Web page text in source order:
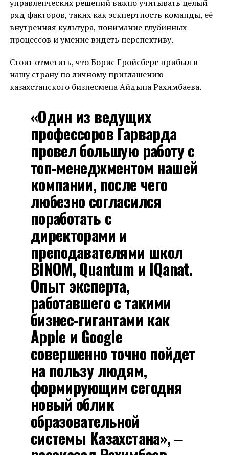
управленческих решений важно учитывать целый
ряд факторов, таких как эскпертность команды, её
внутренняя культура, понимание глубинных
процессов и умение видеть перспективу.
Стоит отметить, что Борис Гройсберг прибыл в
нашу страну по личному приглашению
казахстанского бизнесмена Айдына Рахимбаева.
«Один из ведущих
профессоров Гарварда
провел большую работу с
топ-менеджментом нашей
компании, после чего
любезно согласился
поработать с
директорами и
преподавателями школ
BINOM, Quantum и IQanat.
Опыт эксперта,
работавшего с такими
бизнес-гигантами как
Apple и Google
совершенно точно пойдет
на пользу людям,
формирующим сегодня
новый облик
образовательной
системы Казахстана», ‒